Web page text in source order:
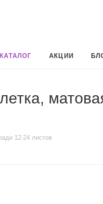
КАТАЛОГ АКЦИИ
12-24 листов